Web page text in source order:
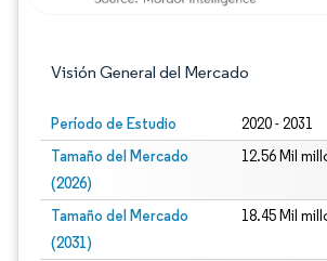
Visión General del Mercado
Período de Estudio 2020 - 2031
Tamaño del Mercado
(2026)
12.56 Mil
Tamaño del Mercado
(2031)
18.45 Mil